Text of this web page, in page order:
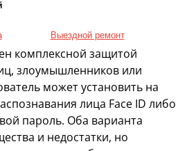
Выездной ремонт
комплексной защитой
злоумышленников или
может установить на
лица Face ID либо
пароль. Оба варианта
и недостатки, но